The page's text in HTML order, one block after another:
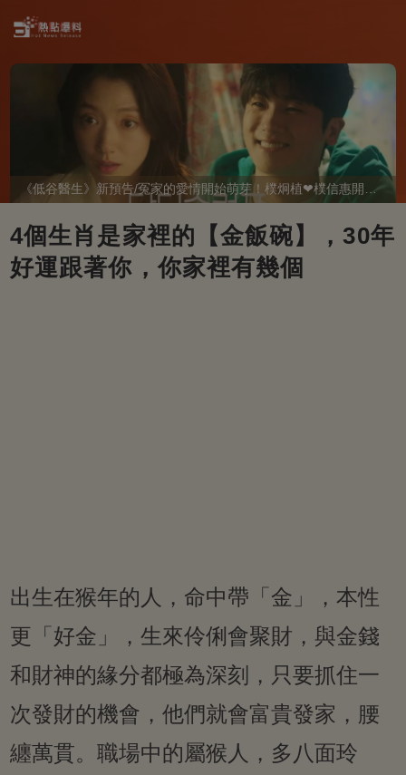
《低谷醫生》新預告/冤家的愛情開始萌芽！樸炯植❤樸信惠開啓「同居生活」互相共鳴、安慰~
4個生肖是家裡的【金飯碗】，30年
好運跟著你，你家裡有幾個
出生在猴年的人，命中帶「金」，本性
更「好金」，生來伶俐會聚財，與金錢
和財神的緣分都極為深刻，只要抓住一
次發財的機會，他們就會富貴發家，腰
纏萬貫。職場中的屬猴人，多八面玲